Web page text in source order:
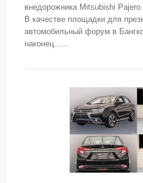
внедорожника Mitsubishi
В качестве площадки для
автомобильный форум в
наконец......